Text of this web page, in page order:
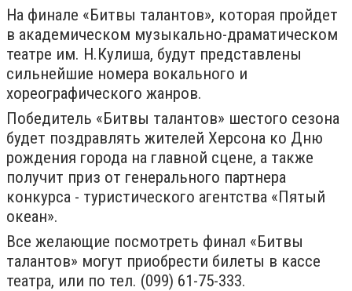
На финале «Битвы талантов», которая пройдет
в академическом музыкально-драматическом
театре им. Н.Кулиша, будут представлены
сильнейшие номера вокального и
хореографического жанров.
Победитель «Битвы талантов» шестого сезона
будет поздравлять жителей Херсона ко Дню
рождения города на главной сцене, а также
получит приз от генерального партнера
конкурса - туристического агентства «Пятый
океан».
Все желающие посмотреть финал «Битвы
талантов» могут приобрести билеты в кассе
театра, или по тел. (099) 61-75-333.